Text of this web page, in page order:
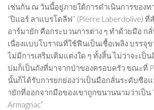
เช่นกัน ณ วันนี้อยู่ภายใต้การดำเนินการของท
“ปิแอร์ ลาแบรโดลีฟ” (Pierre Laberdolive)
อาร์มายัก คือกระบวนการต่าง ๆ ทำด้วยมือ
เนื่องแบบโบราณที่ใช้ฟืนเป็นเชื้อเพลิง บรรจุ
ไม่มีการเสริมเติมแต่งใด ๆ ทั้งสิ้น ไม่ว่าจะเป็
บ่มก็เป็นถังที่มาจากป่าของครอบครัว ขณะที่
นั้นก็ได้รับการยกย่องว่าเป็นมือกลั่นระดับซือแ
ายักที่ออกจากมือของเขาถูกขนานนามว่าเป็น
Armagnac”